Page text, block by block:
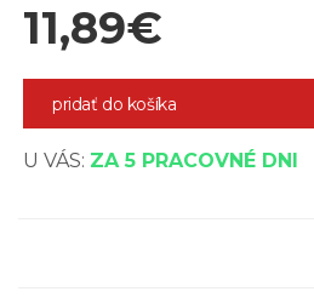
11,89€
pridať do košíka
U VÁS: ZA 5 PRACOVNÉ DNI